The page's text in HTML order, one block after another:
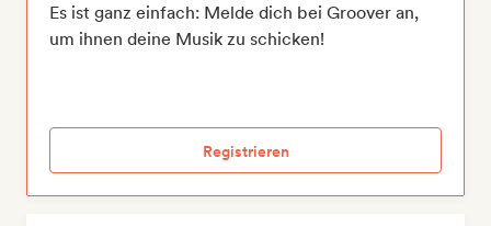
Es ist ganz einfach: Melde dich bei Groover an,
um ihnen deine Musik zu schicken!
Registrieren